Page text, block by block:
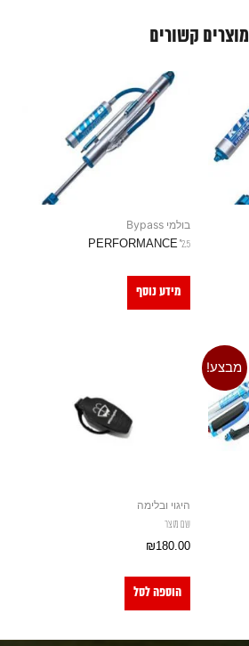
מוצרים קשורים
בולמי Bypass
2.5" PERFORMANCE
מידע נוסף
מבצע!
היגוי ובלימה
שם מוצר
₪180.00
הוספה לסל